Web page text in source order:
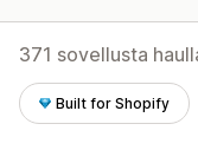
371 sovellusta
Built for Shopify